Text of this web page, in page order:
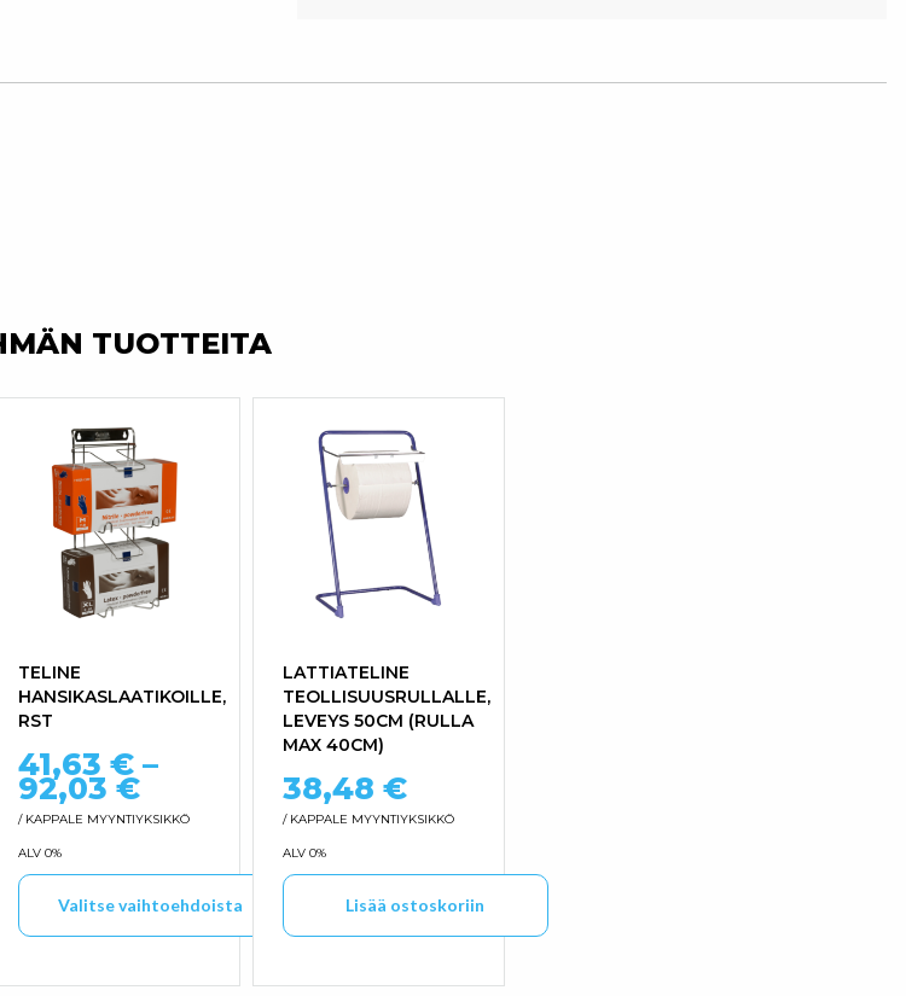
TUOTTEITA
TELINE
HANSIKASLAATIKOILLE,
RST
41,63 € –
92,03 €Hintaluokka: 41,63 € - 92,03 €
/ KAPPALE MYYNTIYKSIKKÖ
ALV 0%
Valitse vaihtoehdoista
LATTIATELINE
TEOLLISUUSRULLALLE,
LEVEYS 50CM (RULLA
MAX 40CM)
38,48 €
/ KAPPALE MYYNTIYKSIKKÖ
ALV 0%
Lisää ostoskoriin